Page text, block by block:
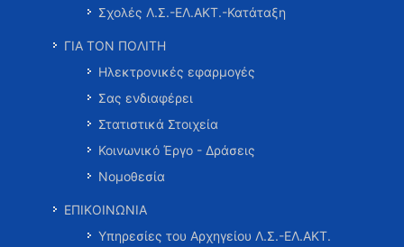
Σχολές Λ.Σ.-ΕΛ.ΑΚΤ.-Κατάταξη
ΓΙΑ ΤΟΝ ΠΟΛΙΤΗ
Ηλεκτρονικές εφαρμογές
Σας ενδιαφέρει
Στατιστικά Στοιχεία
Κοινωνικό Έργο - Δράσεις
Νομοθεσία
ΕΠΙΚΟΙΝΩΝΙΑ
Υπηρεσίες του Αρχηγείου Λ.Σ.-ΕΛ.ΑΚΤ.